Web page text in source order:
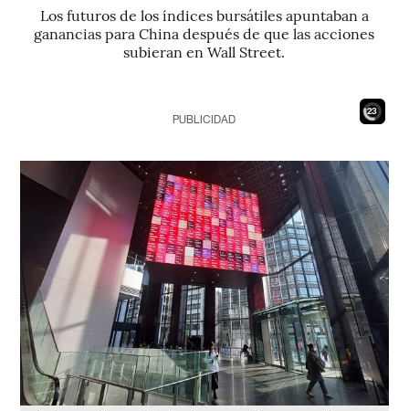
Los futuros de los índices bursátiles apuntaban a
ganancias para China después de que las acciones
subieran en Wall Street.
21
PUBLICIDAD